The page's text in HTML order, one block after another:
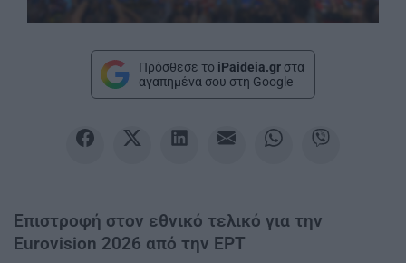
Πρόσθεσε το iPaideia.gr στα
αγαπημένα σου στη Google
Επιστροφή στον εθνικό τελικό για την
Eurovision 2026 από την ΕΡΤ